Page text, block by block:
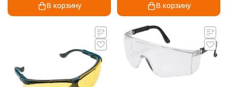
В корзину В корзину